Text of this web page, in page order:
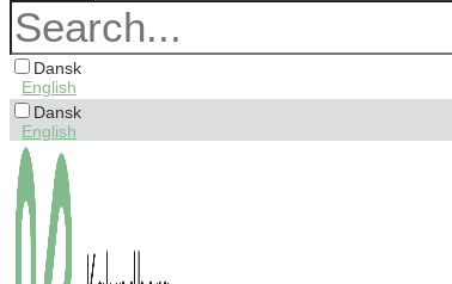
Dansk
English
Dansk
English